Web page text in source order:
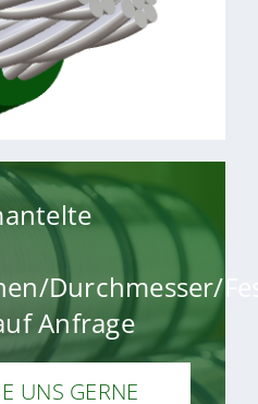
erfahren
anfragen
Durchmesser/
Anfrage
UNS GERNE